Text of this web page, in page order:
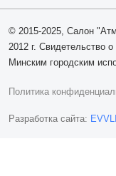
© 2015-2025, Салон
2012 г. Свидетельство
Минским городским
Политика
Разработка сайта: